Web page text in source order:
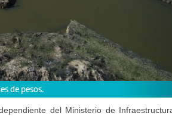
Conesa y Segurola.
del Ministerio de